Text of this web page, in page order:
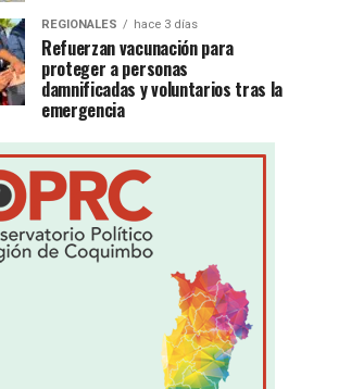
REGIONALES hace 3 días
Refuerzan vacunación para
proteger a personas
damnificadas y voluntarios tras la
emergencia